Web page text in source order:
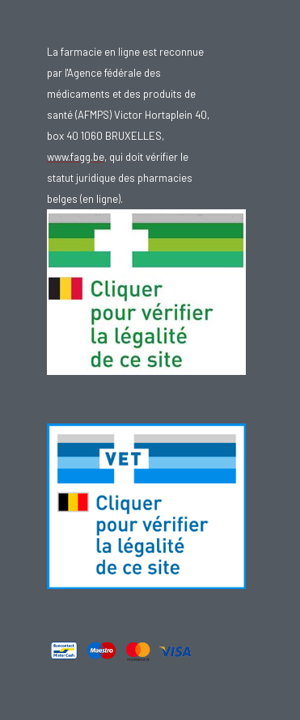
La farmacie en ligne est reconnue
par l'Agence fédérale des
médicaments et des produits de
santé (AFMPS) Victor Hortaplein 40,
box 40 1060 BRUXELLES,
www.fagg.be, qui doit vérifier le
statut juridique des pharmacies
belges (en ligne).